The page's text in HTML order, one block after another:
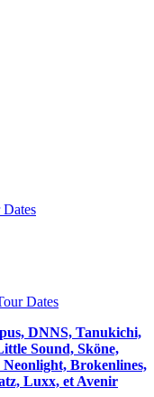
DNNS, Tanukichi,
Sound, Sköne,
Brokenlines,
Luxx, et Avenir